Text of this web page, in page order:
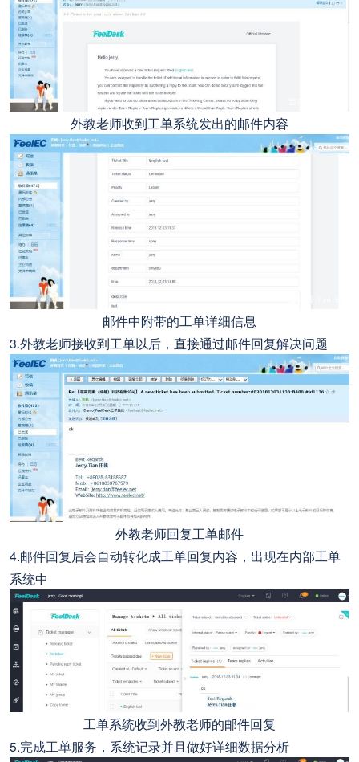
外教老师收到工单系统发出的邮件内容
邮件中附带的工单详细信息
3.外教老师接收到工单以后，直接通过邮件回复解决问题
外教老师回复工单邮件
4.邮件回复后会自动转化成工单回复内容，出现在内部工单
系统中
工单系统收到外教老师的邮件回复
5.完成工单服务，系统记录并且做好详细数据分析